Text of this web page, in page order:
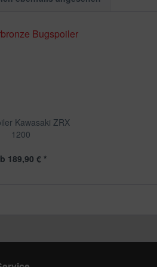
Kawasaki ZRX
1200
189,90 € *